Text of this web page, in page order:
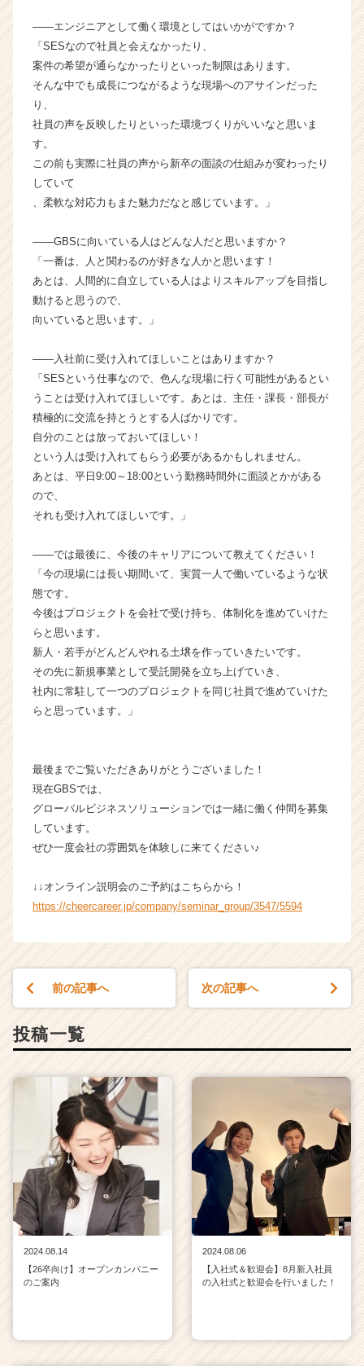
【グ
ロ
ル
ジ
ス
リ
シ
ョ
ン
式
の
タ
イ
ム
ラ
イ
ン】
ン
ャ
ー・
長
か
ら
ス
届
就
サ
ア
リ
e
C
r
e
r）
――エンジニアとして働く環境としてはいかがですか？
「SESなので社員と会えなかったり、
案件の希望が通らなかったりといった制限はあります。
そんな中でも成長につながるような現場へのアサインだった
り、
社員の声を反映したりといった環境づくりがいいなと思いま
す。
この前も実際に社員の声から新卒の面談の仕組みが変わったり
していて
、柔軟な対応力もまた魅力だなと感じています。」
――GBSに向いている人はどんな人だと思いますか？
「一番は、人と関わるのが好きな人かと思います！
あとは、人間的に自立している人はよりスキルアップを目指し
動けると思うので、
向いていると思います。」
――入社前に受け入れてほしいことはありますか？
「SESという仕事なので、色んな現場に行く可能性があるとい
うことは受け入れてほしいです。あとは、主任・課長・部長が
積極的に交流を持とうとする人ばかりです。
自分のことは放っておいてほしい！
という人は受け入れてもらう必要があるかもしれません。
あとは、平日9:00～18:00という勤務時間外に面談とかがある
ので、
それも受け入れてほしいです。」
――では最後に、今後のキャリアについて教えてください！
「今の現場には長い期間いて、実質一人で働いているような状
態です。
今後はプロジェクトを会社で受け持ち、体制化を進めていけた
らと思います。
新人・若手がどんどんやれる土壌を作っていきたいです。
その先に新規事業として受託開発を立ち上げていき、
社内に常駐して一つのプロジェクトを同じ社員で進めていけた
らと思っています。」
最後までご覧いただきありがとうございました！
現在GBSでは、
グローバルビジネスソリューションでは一緒に働く仲間を募集
しています。
ぜひ一度会社の雰囲気を体験しに来てください♪
↓↓オンライン説明会のご予約はこちらから！
https://cheercareer.jp/company/seminar_group/3547/5594
前の記事へ 次の記事へ
投稿一覧
2024.08.14
【26卒向け】オープンカンパニー
のご案内
2024.08.06
【入社式＆歓迎会】8月新入社員
の入社式と歓迎会を行いました！